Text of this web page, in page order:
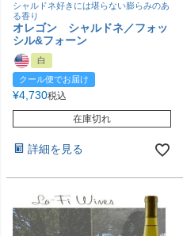
シャルドネ好きには堪らない膨らみのあ
る香り
オレゴン シャルドネ／フォッ
シル&フォーン
白
クール便でお届け
¥4,730税込
在庫切れ
詳細を見る